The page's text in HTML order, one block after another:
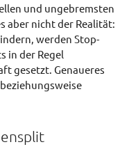
und ungebremsten
aber nicht der Realität:
werden Stop-
in der Regel
gesetzt. Genaueres